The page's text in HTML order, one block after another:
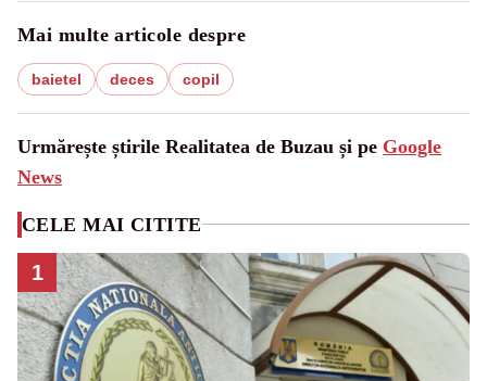
Mai multe articole despre
baietel deces copil
Urmărește știrile Realitatea de Buzau și pe Google
News
CELE MAI CITITE
1